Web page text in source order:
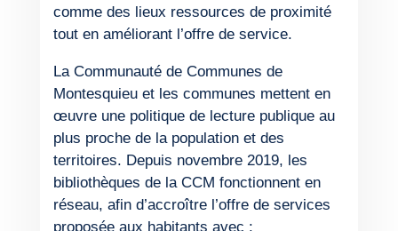
comme des lieux ressources de proximité
tout en améliorant l’offre de service.
La Communauté de Communes de
Montesquieu et les communes mettent en
œuvre une politique de lecture publique au
plus proche de la population et des
territoires. Depuis novembre 2019, les
bibliothèques de la CCM fonctionnent en
réseau, afin d’accroître l’offre de services
proposée aux habitants avec :